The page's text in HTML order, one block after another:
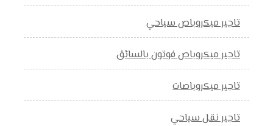
تاجير ميكروباص سياحي
تاجير ميكروباص فوتون بالسائق
تاجير ميكروباصات
تاجير نقل سياحي